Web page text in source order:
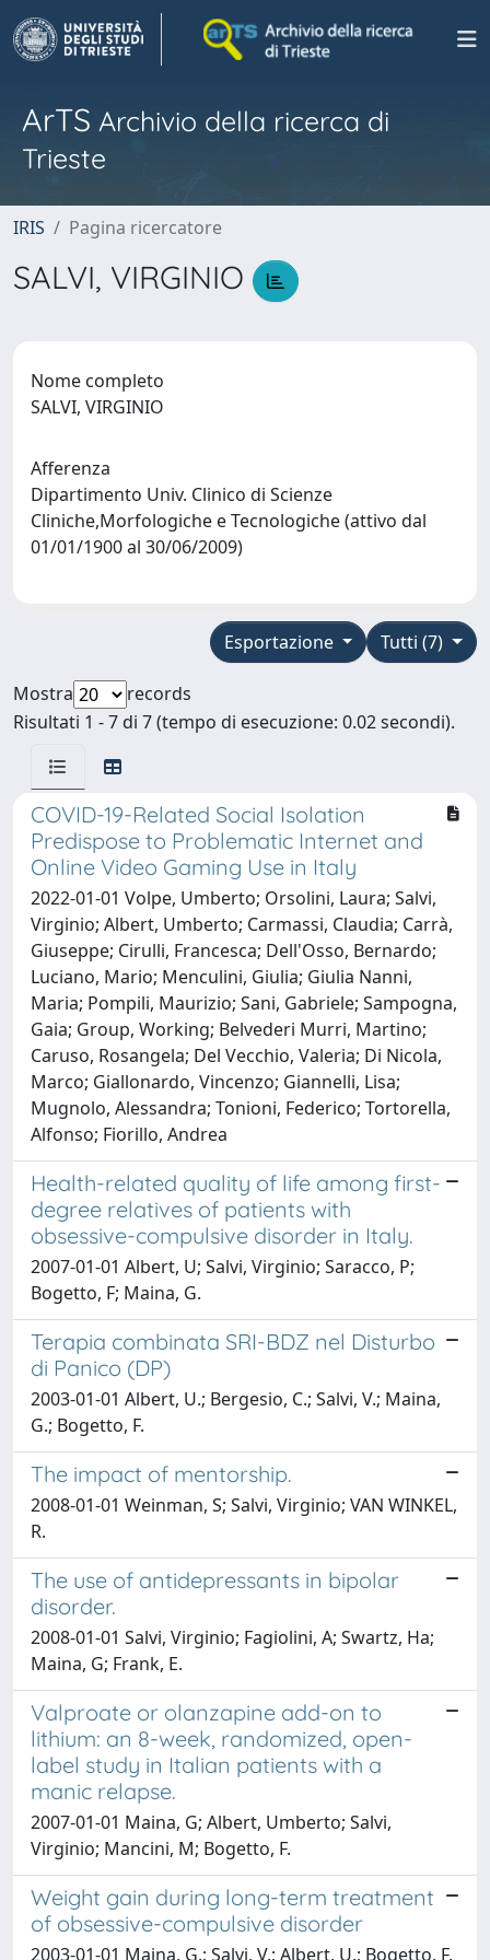
ArTS Archivio della ricerca di
Trieste
IRIS Pagina ricercatore
SALVI, VIRGINIO
Nome completo
SALVI, VIRGINIO
Afferenza
Dipartimento Univ. Clinico di Scienze
Cliniche,Morfologiche e Tecnologiche (attivo dal
01/01/1900 al 30/06/2009)
Tutti (7)
Esportazione
Mostra
records
Risultati 1 - 7 di 7 (tempo di esecuzione: 0.02 secondi).
COVID-19-Related Social Isolation
Predispose to Problematic Internet and
Online Video Gaming Use in Italy
2022-01-01 Volpe, Umberto; Orsolini, Laura; Salvi,
Virginio; Albert, Umberto; Carmassi, Claudia; Carrà,
Giuseppe; Cirulli, Francesca; Dell'Osso, Bernardo;
Luciano, Mario; Menculini, Giulia; Giulia Nanni,
Maria; Pompili, Maurizio; Sani, Gabriele; Sampogna,
Gaia; Group, Working; Belvederi Murri, Martino;
Caruso, Rosangela; Del Vecchio, Valeria; Di Nicola,
Marco; Giallonardo, Vincenzo; Giannelli, Lisa;
Mugnolo, Alessandra; Tonioni, Federico; Tortorella,
Alfonso; Fiorillo, Andrea
Health-related quality of life among first-
degree relatives of patients with
obsessive-compulsive disorder in Italy.
2007-01-01 Albert, U; Salvi, Virginio; Saracco, P;
Bogetto, F; Maina, G.
Terapia combinata SRI-BDZ nel Disturbo
di Panico (DP)
2003-01-01 Albert, U.; Bergesio, C.; Salvi, V.; Maina,
G.; Bogetto, F.
The impact of mentorship.
2008-01-01 Weinman, S; Salvi, Virginio; VAN WINKEL,
R.
The use of antidepressants in bipolar
disorder.
2008-01-01 Salvi, Virginio; Fagiolini, A; Swartz, Ha;
Maina, G; Frank, E.
Valproate or olanzapine add-on to
lithium: an 8-week, randomized, open-
label study in Italian patients with a
manic relapse.
2007-01-01 Maina, G; Albert, Umberto; Salvi,
Virginio; Mancini, M; Bogetto, F.
Weight gain during long-term treatment
of obsessive-compulsive disorder
2003-01-01 Maina, G.; Salvi, V.; Albert, U.; Bogetto, F.